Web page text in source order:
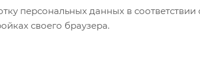
персональных данных в соответствии
своего браузера.